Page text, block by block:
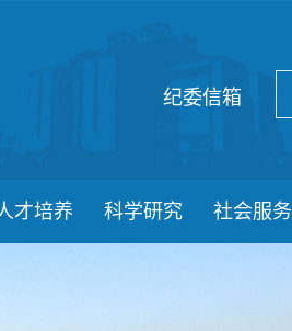
纪委信箱
才培养 科学研究 社会服务